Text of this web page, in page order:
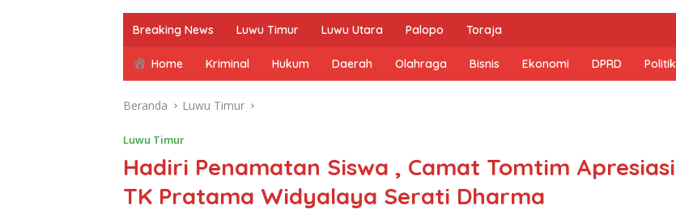
Breaking News Luwu Timur Luwu Utara Palopo Toraja
Home Kriminal Hukum Daerah Olahraga Bisnis Ekonomi DPRD Politik
Beranda Luwu Timur
Luwu Timur
Hadiri Penamatan Siswa , Camat Tomtim Apresiasi
TK Pratama Widyalaya Serati Dharma